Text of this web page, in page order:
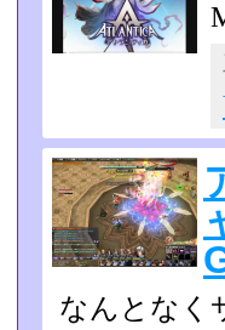
なんとなく